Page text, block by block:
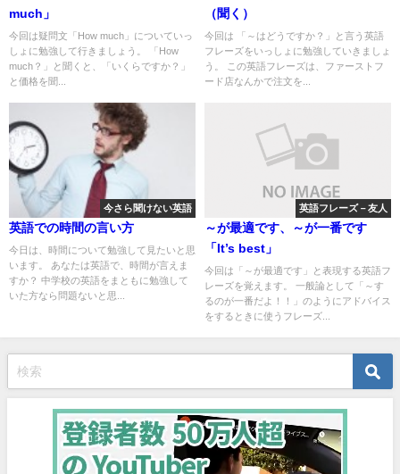
much」
今回は疑問文「How much」についていっ
しょに勉強して行きましょう。 「How
much？」と聞くと、「いくらですか？」
と価格を聞...
（聞く）
今回は 「～はどうですか？」と言う英語
フレーズをいっしょに勉強していきましょ
う。 この英語フレーズは、ファーストフ
ード店なんかで注文を...
今さら聞けない英語
英語での時間の言い方
今日は、時間について勉強して見たいと思
います。 あなたは英語で、時間が言えま
すか？ 中学校の英語をまともに勉強して
いた方なら問題ないと思...
英語フレーズ－友人
～が最適です、～が一番です
「It’s best」
今回は「～が最適です」と表現する英語フ
レーズを覚えます。 一般論として「～す
るのが一番だよ！！」のようにアドバイス
をするときに使うフレーズ...